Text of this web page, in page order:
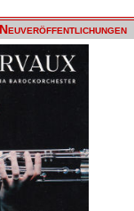
Neuveröffentlichungen